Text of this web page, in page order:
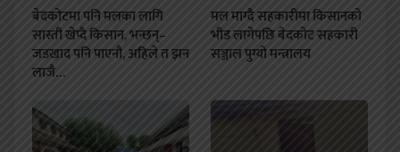
बेदकोटमा पनि मलका लागि
सास्ती खेप्दै किसान, भन्छन्–
जडखाद पनि पाएनौ, अहिले त झन
लाजै…
मल माग्दै सहकारीमा किसानको
भीड लागेपछि बेदकोट सहकारी
सञ्जाल पुग्यो मन्त्रालय